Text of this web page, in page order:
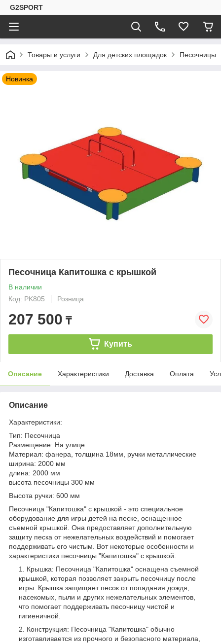
G2SPORT
Товары и услуги Для детских площадок Песочницы
Новинка
Песочница Капитошка с крышкой
В наличии
Код: PK805
Розница
207 500 ₸
Купить
Описание Характеристики Доставка Оплата
Описание
Характеристики:
Тип: Песочница
Размещение: На улице
Материал: фанера, толщина 18мм, ручки металлические
ширина: 2000 мм
длина: 2000 мм
высота песочницы 300 мм
Высота ручки: 600 мм
Песочница "Капитошка" с крышкой - это специальное
оборудование для игры детей на песке, оснащенное
съемной крышкой. Она предоставляет дополнительную
защиту песка от нежелательных воздействий и помогает
поддерживать его чистым. Вот некоторые особенности и
характеристики песочницы "Капитошка" с крышкой:
Крышка: Песочница "Капитошка" оснащена съемной
крышкой, которая позволяет закрыть песочницу после
игры. Крышка защищает песок от попадания дождя,
насекомых, пыли и других нежелательных элементов,
что помогает поддерживать песочницу чистой и
гигиеничной.
Конструкция: Песочница "Капитошка" обычно
изготавливается из прочного и безопасного материала,